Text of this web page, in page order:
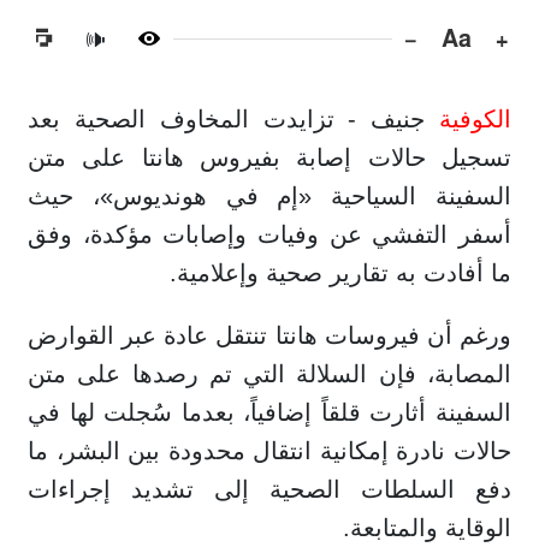
+
Aa
−
🔊
الكوفية جنيف - تزايدت المخاوف الصحية بعد
تسجيل حالات إصابة بفيروس هانتا على متن
السفينة السياحية «إم في هونديوس»، حيث
أسفر التفشي عن وفيات وإصابات مؤكدة، وفق
ما أفادت به تقارير صحية وإعلامية.
ورغم أن فيروسات هانتا تنتقل عادة عبر القوارض
المصابة، فإن السلالة التي تم رصدها على متن
السفينة أثارت قلقاً إضافياً، بعدما سُجلت لها في
حالات نادرة إمكانية انتقال محدودة بين البشر، ما
دفع السلطات الصحية إلى تشديد إجراءات
الوقاية والمتابعة.